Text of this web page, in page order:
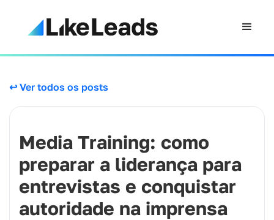
↩ Ver todos os posts
Media Training: como
preparar a liderança para
entrevistas e conquistar
autoridade na imprensa